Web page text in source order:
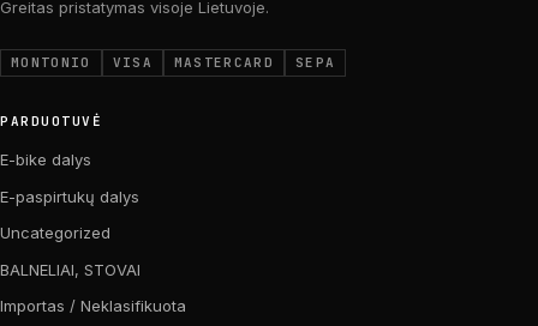
Greitas pristatymas visoje Lietuvoje.
MONTONIO VISA MASTERCARD SEPA
PARDUOTUVĖ
E-bike dalys
E-paspirtukų dalys
Uncategorized
BALNELIAI, STOVAI
Importas / Neklasifikuota